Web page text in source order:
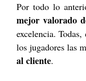
Por todo lo
mejor valorado
excelencia.
los jugadores las
al cliente.